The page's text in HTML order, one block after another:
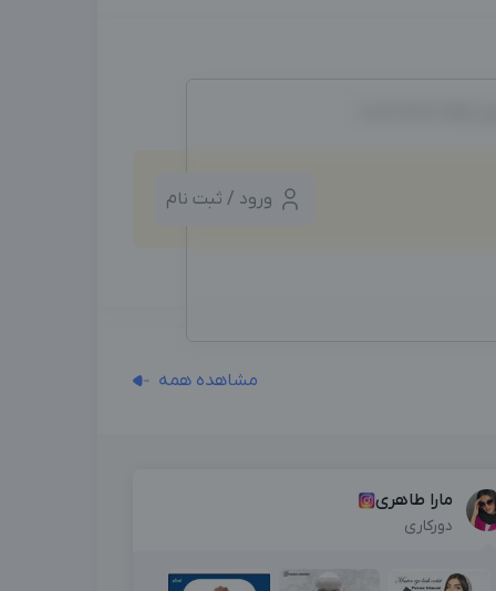
ایجاد شده است.
ورود / ثبت نام
مشاهده همه
مارا طاهری
دورکاری